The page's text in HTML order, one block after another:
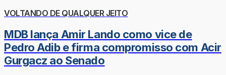
VOLTANDO DE QUALQUER JEITO
MDB lança Amir Lando como vice de
Pedro Adib e firma compromisso com Acir
Gurgacz ao Senado